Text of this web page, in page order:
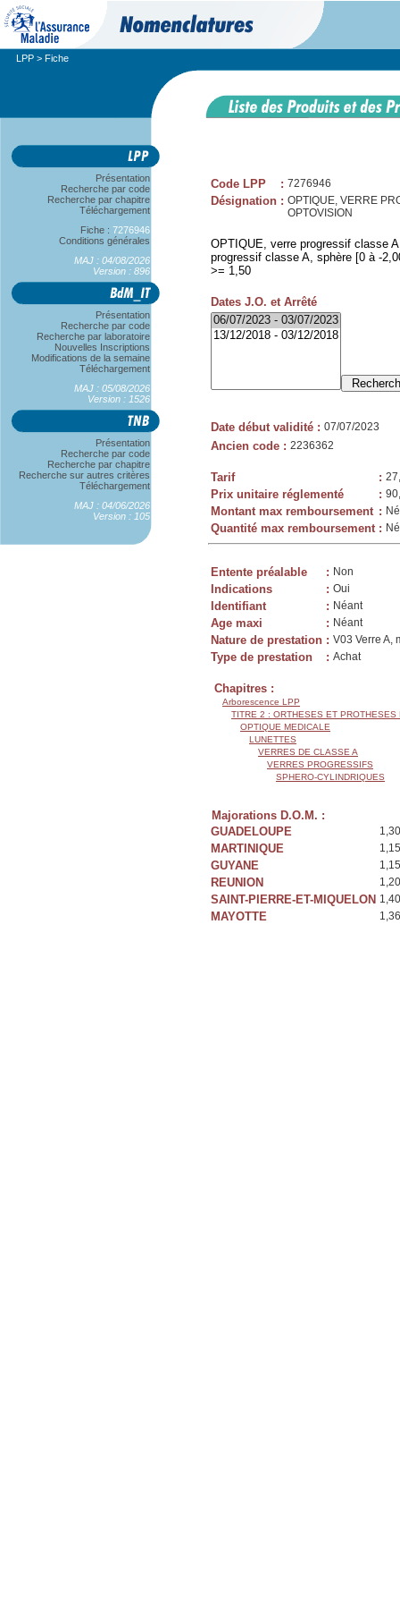
LPP > Fiche
Présentation
Recherche par code
Recherche par chapitre
Téléchargement
Fiche : 7276946
Conditions générales
MAJ : 04/08/2026
Version : 896
Présentation
Recherche par code
Recherche par laboratoire
Nouvelles Inscriptions
Modifications de la semaine
Téléchargement
MAJ : 05/08/2026
Version : 1526
Présentation
Recherche par code
Recherche par chapitre
Recherche sur autres critères
Téléchargement
MAJ : 04/06/2026
Version : 105
Code LPP : 7276946
Désignation : OPTIQUE, VERRE
OPTOVISION
OPTIQUE, verre progressif classe
progressif classe A, sphère [0 à -
>= 1,50
Dates J.O. et Arrêté
Date début validité : 07/07/2023
Ancien code : 2236362
Tarif :
Prix unitaire réglementé :
Montant max remboursement :
Quantité max remboursement :
Entente préalable : Non
Indications : Oui
Identifiant : Néant
Age maxi : Néant
Nature de prestation : V03 Verre A,
Type de prestation : Achat
Chapitres :
Arborescence LPP
TITRE 2 : ORTHESES ET PROTHESES
OPTIQUE MEDICALE
LUNETTES
VERRES DE CLASSE A
VERRES PROGRESSIFS
SPHERO-CYLINDRIQUES
Majorations D.O.M. :
GUADELOUPE
MARTINIQUE
GUYANE
REUNION
SAINT-PIERRE-ET-MIQUELON
MAYOTTE